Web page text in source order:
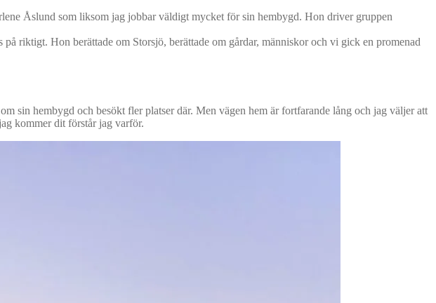
Åslund som liksom jag jobbar väldigt mycket för sin hembygd. Hon driver gruppen
riktigt. Hon berättade om Storsjö, berättade om gårdar, människor och vi gick en promenad
sin hembygd och besökt fler platser där. Men vägen hem är fortfarande lång och jag väljer att
kommer dit förstår jag varför.